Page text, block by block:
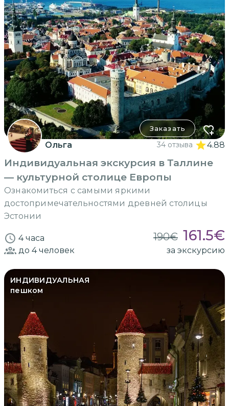
Заказать
Ольга 34 отзыва 4.88
Индивидуальная экскурсия в Таллине
— культурной столице Европы
Ознакомиться с самыми яркими
достопримечательностями древней столицы
Эстонии
4 часа 190€ 161.5€
до 4человек за экскурсию
ИНДИВИДУАЛЬНАЯ
пешком